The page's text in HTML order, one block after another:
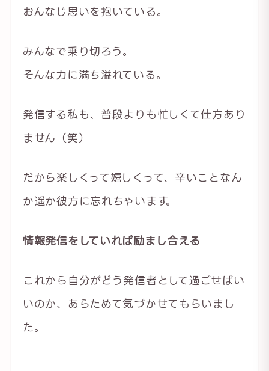
おんなじ思いを抱いている。
みんなで乗り切ろう。
そんな力に満ち溢れている。
発信する私も、普段よりも忙しくて仕方あり
ません（笑）
だから楽しくって嬉しくって、辛いことなん
か遥か彼方に忘れちゃいます。
情報発信をしていれば励まし合える
これから自分がどう発信者として過ごせばい
いのか、あらためて気づかせてもらいまし
た。